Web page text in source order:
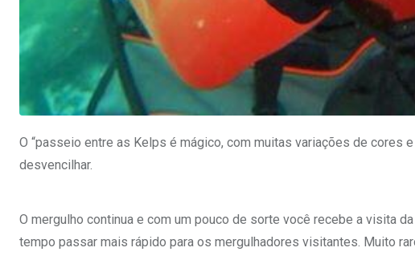
O “passeio entre as Kelps é mágico, com muitas variações de cores
desvencilhar.
O mergulho continua e com um pouco de sorte você recebe a visita
tempo passar mais rápido para os mergulhadores visitantes. Muito